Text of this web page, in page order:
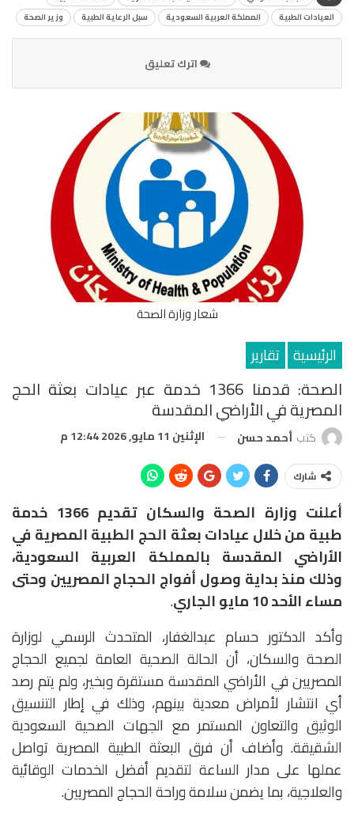
العيادات الطبية
المملكة العربية السعودية سبل الرعاية الطبية وزير الصحة
اترك تعليق
شعار وزارة الصحة
الرئيسية تقارير
الصحة: قدمنا 1366 خدمة عبر عيادات بعثة الحج
المصرية في الأراضي المقدسة
كتب أحمد حسن الإثنين 11 مايو, 2026 12:44 م
شارك
أعلنت وزارة الصحة والسكان تقديم 1366 خدمة
طبية من خلال عيادات بعثة الحج الطبية المصرية في
الأراضي المقدسة بالمملكة العربية السعودية،
وذلك منذ بداية وصول أفواج الحجاج المصريين وحتى
مساء الأحد 10 مايو الجاري
.
وأكد الدكتور حسام عبدالغفار، المتحدث الرسمي لوزارة
الصحة والسكان، أن الحالة الصحية العامة لجميع الحجاج
المصريين في الأراضي المقدسة مستقرة وبخير، ولم يتم رصد
أي انتشار لأمراض معدية بينهم، وذلك في إطار التنسيق
الوثيق والتعاون المستمر مع الجهات الصحية السعودية
الشقيقة. وأضاف أن فرق البعثة الطبية المصرية تواصل
عملها على مدار الساعة لتقديم أفضل الخدمات الوقائية
والعلاجية، بما يضمن سلامة وراحة الحجاج المصريين.